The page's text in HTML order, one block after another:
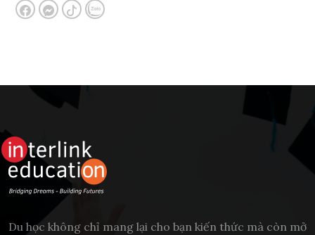
Du học không chỉ mang lại cho bạn kiến thức mà còn mở